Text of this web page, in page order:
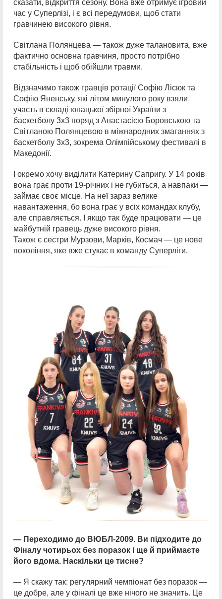
сказати, відкриття сезону. Вона вже отримує ігровий
час у Суперлізі, і є всі передумови, щоб стати
гравчинею високого рівня.
Світлана Полянцева — також дуже талановита, вже
фактично основна гравчиня, просто потрібно
стабільність і щоб обійшли травми.
Відзначимо також гравців ротації Софію Лісюк та
Софію Яненську, які літом минулого року взяли
участь в складі юнацької збірної України з
баскетболу 3х3 поряд з Анастасією Боровською та
Світланою Полянцевою в міжнародних змаганнях з
баскетболу 3х3, зокрема Олімпійському фестивалі в
Македонії.
І окремо хочу виділити Катерину Сапригу. У 14 років
вона грає проти 19-річних і не губиться, а навпаки —
займає своє місце. На неї зараз велике
навантаження, бо вона грає у всіх командах клубу,
але справляється. І якщо так буде працювати — це
майбутній гравець дуже високого рівня.
Також є сестри Мурзови, Марків, Космач — це нове
покоління, яке вже стукає в команду Суперліги.
— Переходимо до ВЮБЛ-2009. Ви підходите до
Фіналу чотирьох без поразок і ще й приймаєте
його вдома. Наскільки це тисне?
— Я скажу так: регулярний чемпіонат без поразок —
це добре, але у фіналі це вже нічого не значить. Це